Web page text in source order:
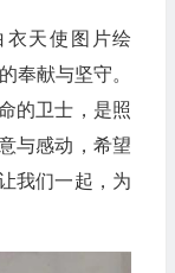
天使图片绘
奉献与坚守。
的卫士，是照
与感动，希望
我们一起，为